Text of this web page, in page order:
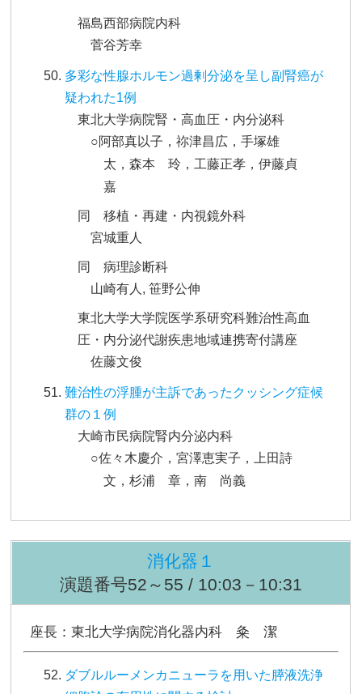
福島西部病院内科
菅谷芳幸
多彩な性腺ホルモン過剰分泌を呈し副腎癌が
疑われた1例
東北大学病院腎・高血圧・内分泌科
○阿部真以子，祢津昌広，手塚雄
太，森本 玲，工藤正孝，伊藤貞
嘉
同 移植・再建・内視鏡外科
宮城重人
同 病理診断科
山崎有人, 笹野公伸
東北大学大学院医学系研究科難治性高血
圧・内分泌代謝疾患地域連携寄付講座
佐藤文俊
難治性の浮腫が主訴であったクッシング症候
群の１例
大崎市民病院腎内分泌内科
○佐々木慶介，宮澤恵実子，上田詩
文，杉浦 章，南 尚義
消化器１
演題番号52～55 / 10:03－10:31
座長：東北大学病院消化器内科 粂 潔
ダブルルーメンカニューラを用いた膵液洗浄